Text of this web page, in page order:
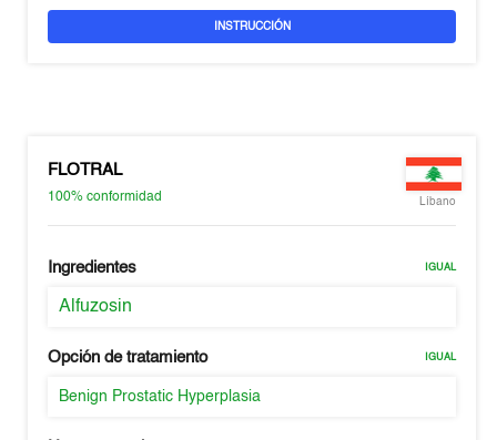
INSTRUCCIÓN
FLOTRAL
100%conformidad Líbano
Ingredientes IGUAL
Alfuzosin
Opción de tratamiento IGUAL
Benign Prostatic Hyperplasia